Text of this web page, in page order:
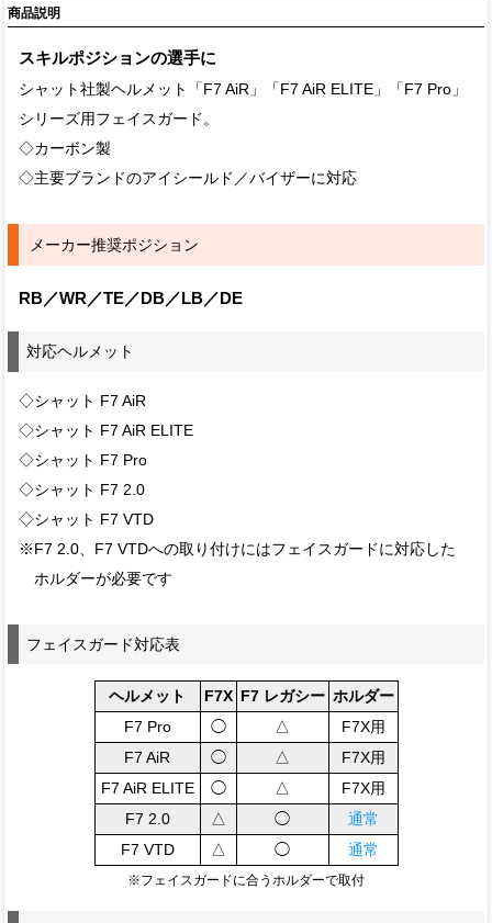
商品説明
スキルポジションの選手に
シャット社製ヘルメット「F7 AiR」「F7 AiR ELITE」「F7 Pro」
シリーズ用フェイスガード。
◇カーボン製
◇主要ブランドのアイシールド／バイザーに対応
メーカー推奨ポジション
RB／WR／TE／DB／LB／DE
対応ヘルメット
◇シャット F7 AiR
◇シャット F7 AiR ELITE
◇シャット F7 Pro
◇シャット F7 2.0
◇シャット F7 VTD
※F7 2.0、F7 VTDへの取り付けにはフェイスガードに対応した
ホルダーが必要です
フェイスガード対応表
ヘルメット F7X F7 レガシー ホルダー
F7 Pro
◯ △
F7X用
F7 AiR
◯ △
F7X用
F7 AiR ELITE
◯ △
F7X用
F7 2.0
△ ◯
通常
F7 VTD
△ ◯ 通常
※フェイスガードに合うホルダーで取付